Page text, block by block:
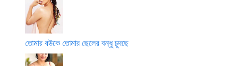
তোমার বউকে তোমার ছেলের বন্ধু চুদছে